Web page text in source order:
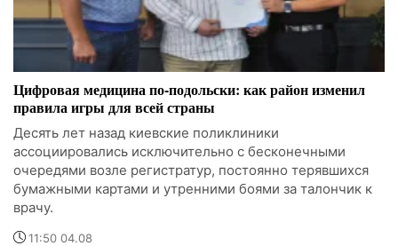
Цифровая медицина по-подольски: как район изменил
правила игры для всей страны
Десять лет назад киевские поликлиники
ассоциировались исключительно с бесконечными
очередями возле регистратур, постоянно терявшихся
бумажными картами и утренними боями за талончик к
врачу.
11:50 04.08